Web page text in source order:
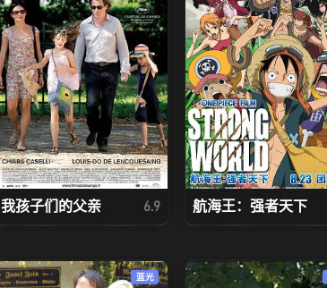
我孩子们的父亲 6.9 航海王：强者天下
蓝光